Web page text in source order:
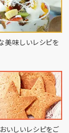
美味しいレシピを
いしいレシピをご